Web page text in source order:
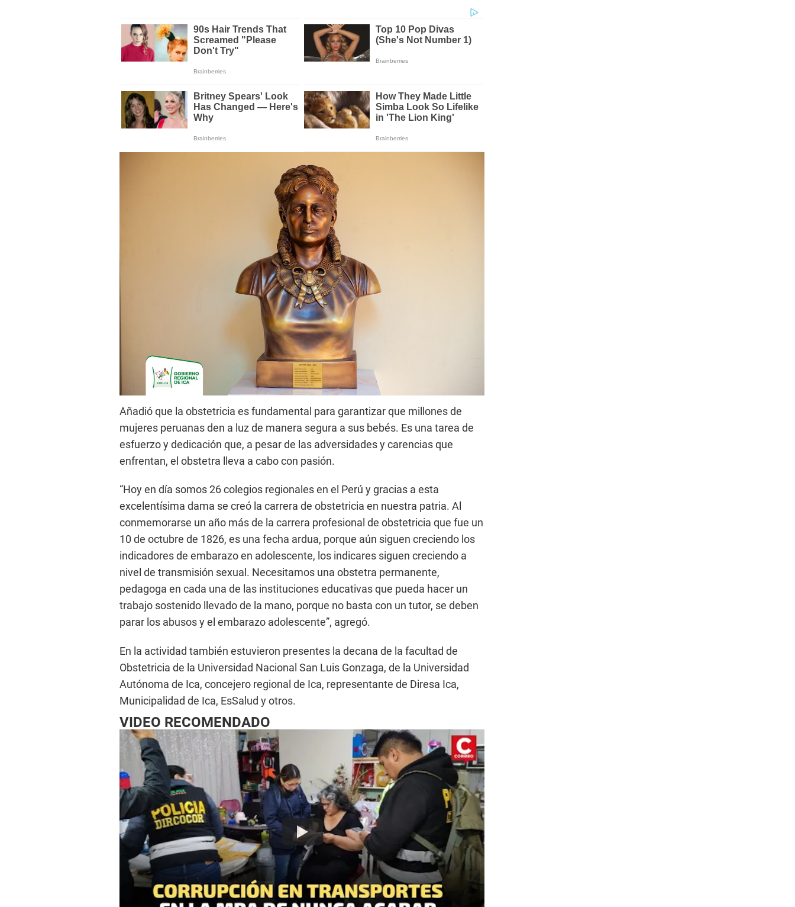
Añadió que la obstetricia es fundamental para garantizar que millones de
mujeres peruanas den a luz de manera segura a sus bebés. Es una tarea de
esfuerzo y dedicación que, a pesar de las adversidades y carencias que
enfrentan, el obstetra lleva a cabo con pasión.
“Hoy en día somos 26 colegios regionales en el Perú y gracias a esta
excelentísima dama se creó la carrera de obstetricia en nuestra patria. Al
conmemorarse un año más de la carrera profesional de obstetricia que fue un
10 de octubre de 1826, es una fecha ardua, porque aún siguen creciendo los
indicadores de embarazo en adolescente, los indicares siguen creciendo a
nivel de transmisión sexual. Necesitamos una obstetra permanente,
pedagoga en cada una de las instituciones educativas que pueda hacer un
trabajo sostenido llevado de la mano, porque no basta con un tutor, se deben
parar los abusos y el embarazo adolescente”, agregó.
En la actividad también estuvieron presentes la decana de la facultad de
Obstetricia de la Universidad Nacional San Luis Gonzaga, de la Universidad
Autónoma de Ica, concejero regional de Ica, representante de Diresa Ica,
Municipalidad de Ica, EsSalud y otros.
VIDEO RECOMENDADO